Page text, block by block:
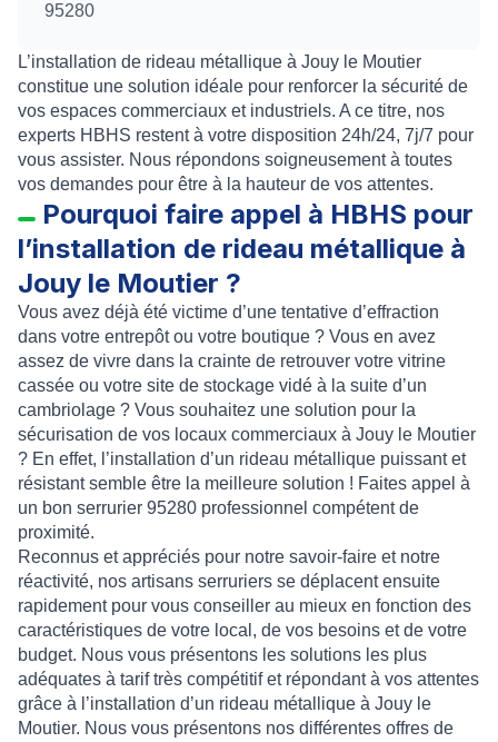
95280
L’installation de rideau métallique à Jouy le Moutier
constitue une solution idéale pour renforcer la sécurité de
vos espaces commerciaux et industriels. A ce titre, nos
experts HBHS restent à votre disposition 24h/24, 7j/7 pour
vous assister. Nous répondons soigneusement à toutes
vos demandes pour être à la hauteur de vos attentes.
Pourquoi faire appel à HBHS pour
l’installation de rideau métallique à
Jouy le Moutier ?
Vous avez déjà été victime d’une tentative d’effraction
dans votre entrepôt ou votre boutique ? Vous en avez
assez de vivre dans la crainte de retrouver votre vitrine
cassée ou votre site de stockage vidé à la suite d’un
cambriolage ? Vous souhaitez une solution pour la
sécurisation de vos locaux commerciaux à Jouy le Moutier
? En effet, l’installation d’un rideau métallique puissant et
résistant semble être la meilleure solution ! Faites appel à
un bon serrurier 95280 professionnel compétent de
proximité.
Reconnus et appréciés pour notre savoir-faire et notre
réactivité, nos artisans serruriers se déplacent ensuite
rapidement pour vous conseiller au mieux en fonction des
caractéristiques de votre local, de vos besoins et de votre
budget. Nous vous présentons les solutions les plus
adéquates à tarif très compétitifet répondant à vos attentes
grâce à l’installation d’un rideau métallique à Jouy le
Moutier. Nous vous présentons nos différentes offres de